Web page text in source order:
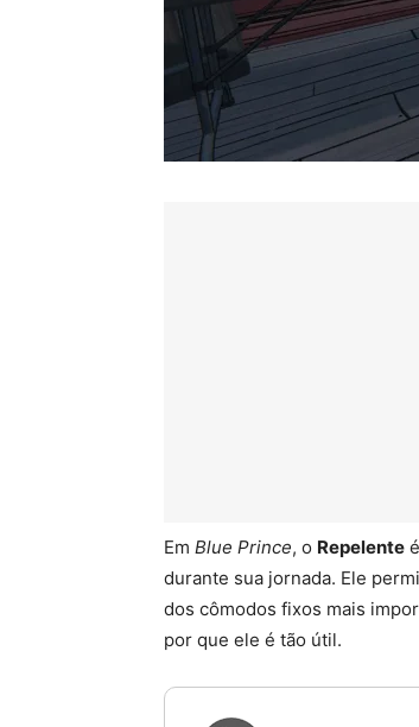
Em Blue Prince, o Repelente
durante sua jornada. Ele
dos cômodos fixos mais
por que ele é tão útil.